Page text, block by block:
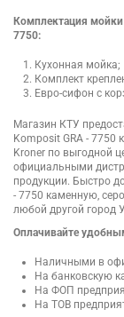
Комплектация
7750:
Кухонная мойка;
Комплект
Евро-сифон с
Магазин КТУ
Komposit GRA - 7750
Kroner по выгодной
официальными
продукции. Быстро
- 7750 каменную,
любой другой город
Оплачивайте
Наличными в
На банковскую
На ФОП
На ТОВ